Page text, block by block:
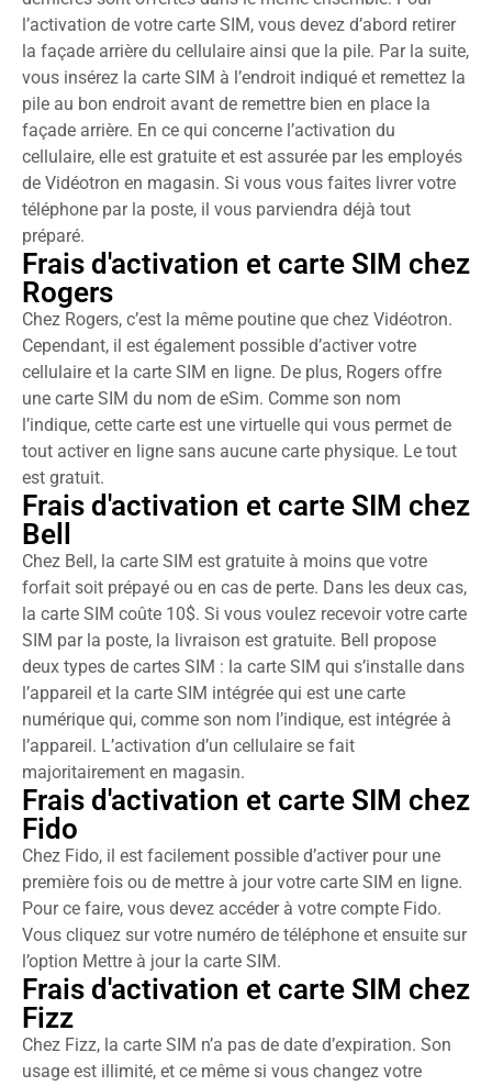
l’activation de votre carte SIM, vous devez d’abord retirer
la façade arrière du cellulaire ainsi que la pile. Par la suite,
vous insérez la carte SIM à l’endroit indiqué et remettez la
pile au bon endroit avant de remettre bien en place la
façade arrière. En ce qui concerne l’activation du
cellulaire, elle est gratuite et est assurée par les employés
de Vidéotron en magasin. Si vous vous faites livrer votre
téléphone par la poste, il vous parviendra déjà tout
préparé.
Frais d'activation et carte SIM chez
Rogers
Chez Rogers, c’est la même poutine que chez Vidéotron.
Cependant, il est également possible d’activer votre
cellulaire et la carte SIM en ligne. De plus, Rogers offre
une carte SIM du nom de eSim. Comme son nom
l’indique, cette carte est une virtuelle qui vous permet de
tout activer en ligne sans aucune carte physique. Le tout
est gratuit.
Frais d'activation et carte SIM chez
Bell
Chez Bell, la carte SIM est gratuite à moins que votre
forfait soit prépayé ou en cas de perte. Dans les deux cas,
la carte SIM coûte 10$. Si vous voulez recevoir votre carte
SIM par la poste, la livraison est gratuite. Bell propose
deux types de cartes SIM : la carte SIM qui s’installe dans
l’appareil et la carte SIM intégrée qui est une carte
numérique qui, comme son nom l’indique, est intégrée à
l’appareil. L’activation d’un cellulaire se fait
majoritairement en magasin.
Frais d'activation et carte SIM chez
Fido
Chez Fido, il est facilement possible d’activer pour une
première fois ou de mettre à jour votre carte SIM en ligne.
Pour ce faire, vous devez accéder à votre compte Fido.
Vous cliquez sur votre numéro de téléphone et ensuite sur
l’option Mettre à jour la carte SIM.
Frais d'activation et carte SIM chez
Fizz
Chez Fizz, la carte SIM n’a pas de date d’expiration. Son
usage est illimité, et ce même si vous changez votre